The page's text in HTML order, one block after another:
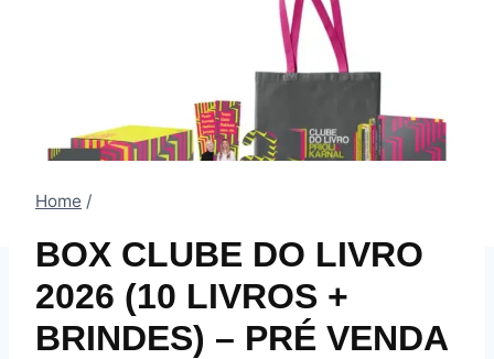
Home /
BOX CLUBE DO LIVRO
2026 (10 LIVROS +
BRINDES) – PRÉ VENDA